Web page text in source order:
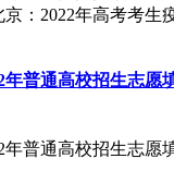
京：2022年高考考生
年普通高校招生志愿
年普通高校招生志愿